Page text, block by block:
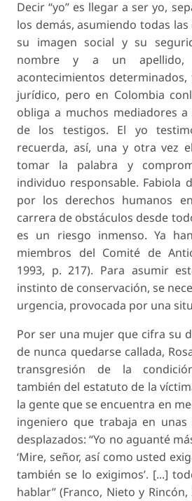
Decir “yo” es llegar a ser yo,
los demás, asumiendo todas
su imagen social y su
nombre y a un
acontecimientos
jurídico, pero en Colombia
obliga a muchos mediadores
de los testigos. El yo
recuerda, así, una y otra vez
tomar la palabra y
individuo responsable. Fabiola
por los derechos humanos
carrera de obstáculos desde
es un riesgo inmenso. Ya
miembros del Comité de
1993, p. 217). Para asumir
instinto de conservación, se
urgencia, provocada por una
Por ser una mujer que cifra su
de nunca quedarse callada,
transgresión de la
también del estatuto de la
la gente que se encuentra en
ingeniero que trabaja en
desplazados: “Yo no aguanté
‘Mire, señor, así como usted
también se lo exigimos’. [...]
hablar” (Franco, Nieto y Rincón,